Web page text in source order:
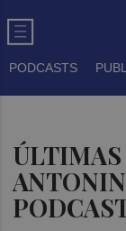
PODCASTS